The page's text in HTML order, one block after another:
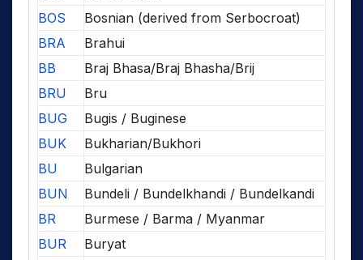
BOS
Bosnian (derived from Serbocroat)
BRA
Brahui
BB
Braj Bhasa/Braj Bhasha/Brij
BRU
Bru
BUG
Bugis / Buginese
BUK
Bukharian/Bukhori
BU
Bulgarian
BUN
Bundeli / Bundelkhandi / Bundelkandi
BR
Burmese / Barma / Myanmar
BUR
Buryat